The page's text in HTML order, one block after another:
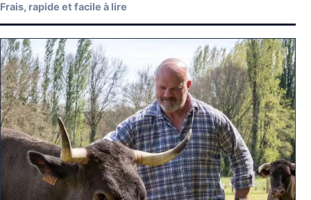
Frais, rapide et facile à lire